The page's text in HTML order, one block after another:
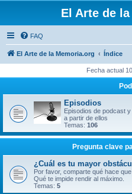
El Arte de
FAQ
El Arte de la Memoria.org Índice
Fecha actual
Episodios
Episodios de podcast
a partir de ellos
Temas: 106
Pregunta clave
¿Cuál es tu mayor
Por favor, comparte qué hace
Qué te impide rendir al máximo.
Temas: 5